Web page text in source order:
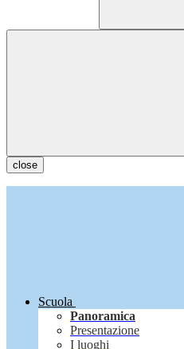
close
Scuola
Panoramica
Presentazione
I luoghi